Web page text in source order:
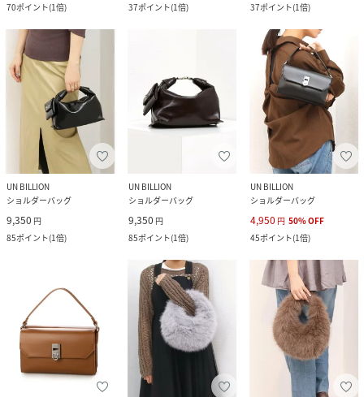
70ポイント(1倍)
37ポイント(1倍)
37ポイント(1倍)
UN BILLION
ショルダーバッグ
9,350 円
85ポイント(1倍)
UN BILLION
ショルダーバッグ
9,350 円
85ポイント(1倍)
UN BILLION
ショルダーバッグ
4,950 円 50%OFF
45ポイント(1倍)